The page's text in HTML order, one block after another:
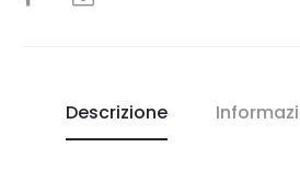
Descrizione